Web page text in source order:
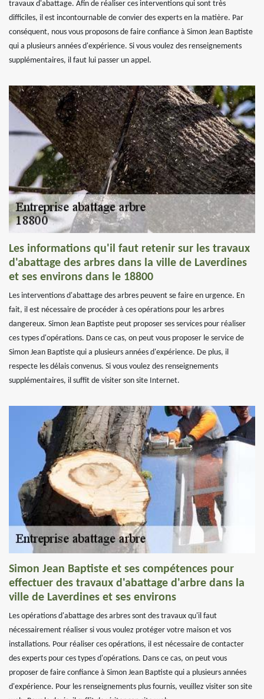
travaux d'abattage. Afin de réaliser ces interventions qui sont très
difficiles, il est incontournable de convier des experts en la matière. Par
conséquent, nous vous proposons de faire confiance à Simon Jean Baptiste
qui a plusieurs années d'expérience. Si vous voulez des renseignements
supplémentaires, il faut lui passer un appel.
Les informations qu'il faut retenir sur les travaux
d'abattage des arbres dans la ville de Laverdines
et ses environs dans le 18800
Les interventions d'abattage des arbres peuvent se faire en urgence. En
fait, il est nécessaire de procéder à ces opérations pour les arbres
dangereux. Simon Jean Baptiste peut proposer ses services pour réaliser
ces types d'opérations. Dans ce cas, on peut vous proposer le service de
Simon Jean Baptiste qui a plusieurs années d'expérience. De plus, il
respecte les délais convenus. Si vous voulez des renseignements
supplémentaires, il suffit de visiter son site Internet.
Simon Jean Baptiste et ses compétences pour
effectuer des travaux d'abattage d'arbre dans la
ville de Laverdines et ses environs
Les opérations d'abattage des arbres sont des travaux qu'il faut
nécessairement réaliser si vous voulez protéger votre maison et vos
installations. Pour réaliser ces opérations, il est nécessaire de contacter
des experts pour ces types d'opérations. Dans ce cas, on peut vous
proposer de faire confiance à Simon Jean Baptiste qui a plusieurs années
d'expérience. Pour les renseignements plus fournis, veuillez visiter son site